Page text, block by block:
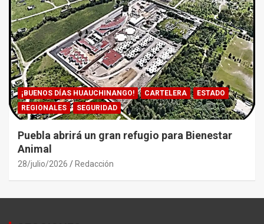
¡BUENOS DÍAS HUAUCHINANGO! CARTELERA
ESTADO
REGIONALES
SEGURIDAD
Puebla abrirá un gran refugio para Bienestar
Animal
28/julio/2026 Redacción